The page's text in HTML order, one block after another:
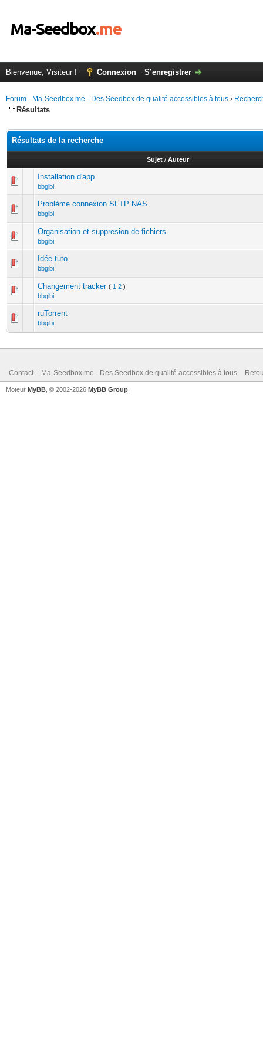
Bienvenue, Visiteur ! Connexion S’enregistrer
Forum - Ma-Seedbox.me - Des Seedbox de qualité accessibles à tous ›
Résultats
Résultats de la recherche
Sujet / Auteur
Installation d'app
bbgibi
Problème connexion SFTP NAS
bbgibi
Organisation et suppresion de fichiers
bbgibi
Idée tuto
bbgibi
Changement tracker ( 1 2 )
bbgibi
ruTorrent
bbgibi
Contact Ma-Seedbox.me - Des Seedbox de qualité accessibles à tous
Moteur MyBB , © 2002-2026 MyBB Group